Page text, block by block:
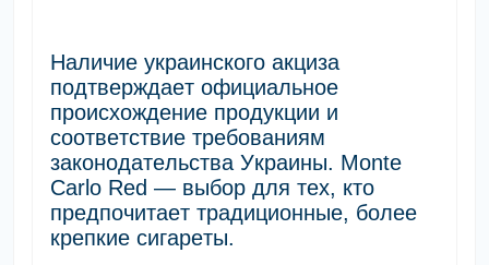
Наличие украинского акциза
подтверждает официальное
происхождение продукции и
соответствие требованиям
законодательства Украины. Monte
Carlo Red — выбор для тех, кто
предпочитает традиционные, более
крепкие сигареты.